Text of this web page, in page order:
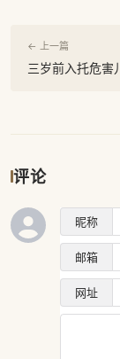
← 上一篇
三岁前入托危害
评论
昵称
邮箱
网址